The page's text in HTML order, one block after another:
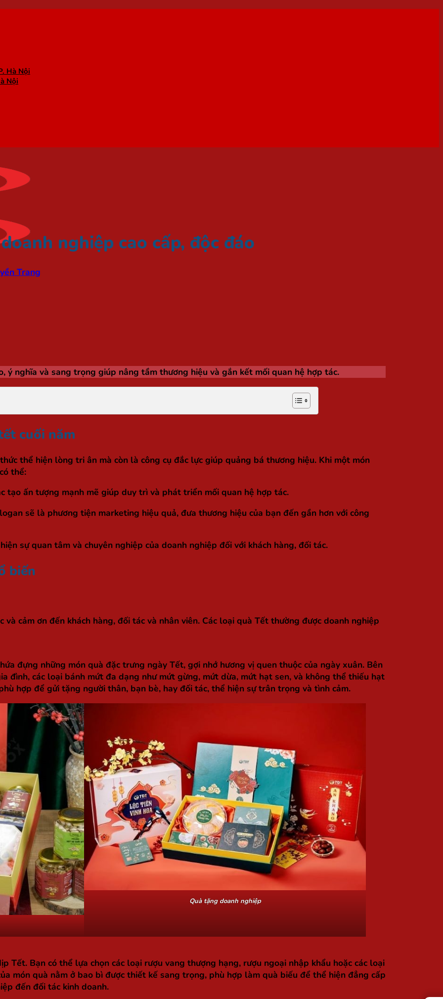
Hà Nội
Nội
nghiệp cao cấp, độc đáo
Trang
ý nghĩa và sang trọng giúp nâng tầm thương hiệu và gắn kết mối quan hệ hợp tác.
cuối năm
thể hiện lòng tri ân mà còn là công cụ đắc lực giúp quảng bá thương hiệu. Khi một món
thể:
tạo ấn tượng mạnh mẽ giúp duy trì và phát triển mối quan hệ hợp tác.
sẽ là phương tiện marketing hiệu quả, đưa thương hiệu của bạn đến gần hơn với công
sự quan tâm và chuyên nghiệp của doanh nghiệp đối với khách hàng, đối tác.
biến
cảm ơn đến khách hàng, đối tác và nhân viên. Các loại quà Tết thường được doanh nghiệp
đựng những món quà đặc trưng ngày Tết, gợi nhớ hương vị quen thuộc của ngày xuân. Bên
đình, các loại bánh mứt đa dạng như mứt gừng, mứt dừa, mứt hạt sen, và không thể thiếu hạt
hợp để gửi tặng người thân, bạn bè, hay đối tác, thể hiện sự trân trọng và tình cảm.
Quà tặng doanh nghiệp
Tết. Bạn có thể lựa chọn các loại rượu vang thượng hạng, rượu ngoại nhập khẩu hoặc các loại
món quà nằm ở bao bì được thiết kế sang trọng, phù hợp làm quà biếu để thể hiện đẳng cấp
đến đối tác kinh doanh.